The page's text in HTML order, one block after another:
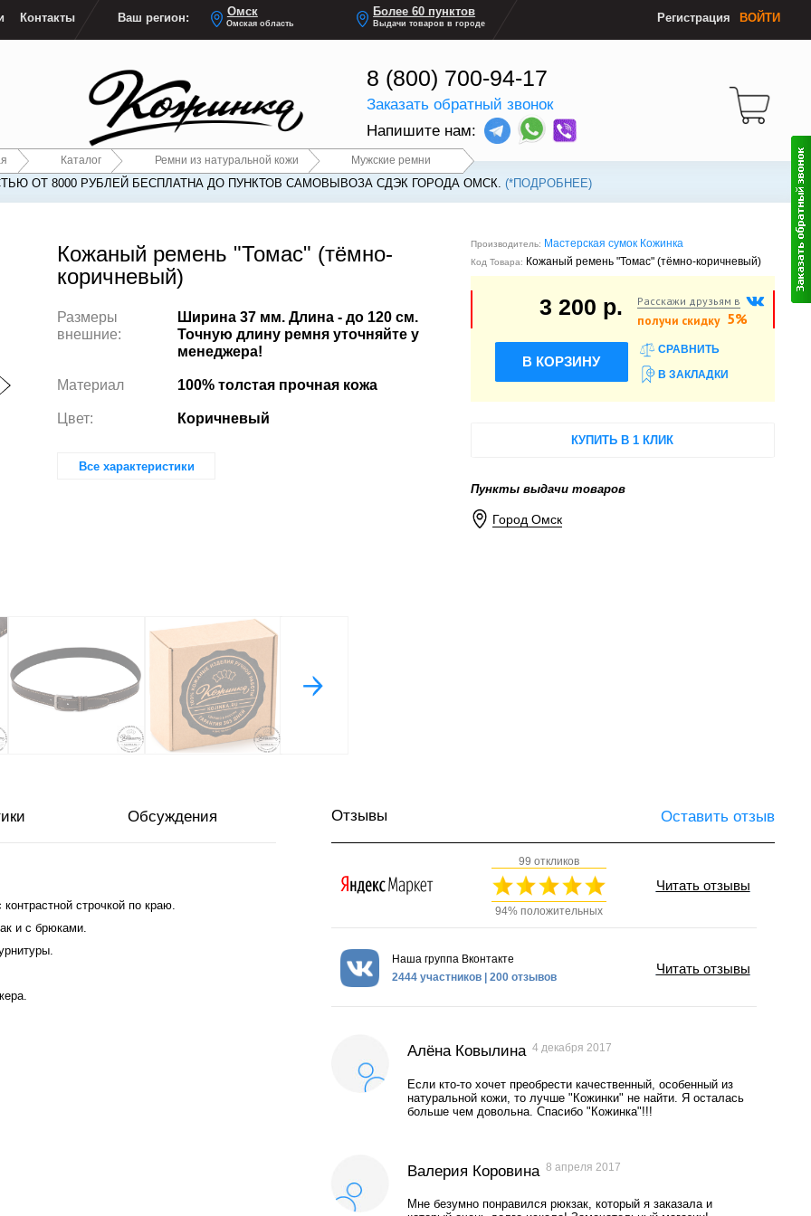
Контакты Ваш регион: Омск
Омская область
Более 60 пунктов
Выдачи товаров в городе Регистрация ВОЙТИ
8 (800) 700-94-17
Заказать обратный звонок
Напишите нам:
Каталог Ремни из натуральной кожи Мужские ремни
ОТ 8000 РУБЛЕЙ БЕСПЛАТНА ДО ПУНКТОВ САМОВЫВОЗА СДЭК ГОРОДА ОМСК. (*ПОДРОБНЕЕ)
Кожаный ремень "Томас" (тёмно-
коричневый)
Размеры
внешние:
Ширина 37 мм. Длина - до 120 см.
Точную длину ремня уточняйте у
менеджера!
Материал 100% толстая прочная кожа
Цвет: Коричневый
Все характеристики
Производитель: Мастерская сумок Кожинка
Код Товара: Кожаный ремень "Томас" (тёмно-коричневый)
3 200 р. Расскажи друзьям в
получи скидку 5%
В КОРЗИНУ
СРАВНИТЬ
В ЗАКЛАДКИ
КУПИТЬ В 1 КЛИК
Пункты выдачи товаров
Город Омск
Обсуждения
строчкой по краю.
и с брюками.
Отзывы Оставить отзыв
99 откликов
94% положительных
Читать отзывы
Наша группа Вконтакте
2444 участников | 200 отзывов
Читать отзывы
Алёна Ковылина 4 декабря 2017
Если кто-то хочет преобрести качественный, особенный из
натуральной кожи, то лучше "Кожинки" не найти. Я осталась
больше чем довольна. Спасибо "Кожинка"!!!
Валерия Коровина 8 апреля 2017
Мне безумно понравился рюкзак, который я заказала и